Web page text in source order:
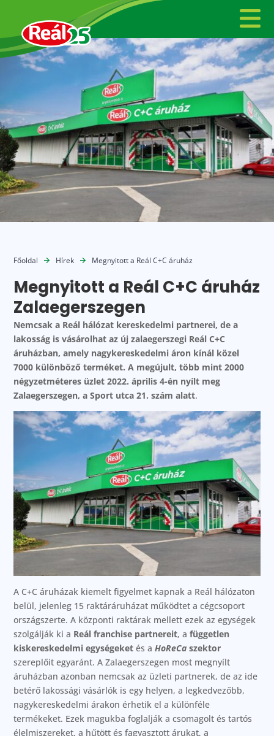
Főoldal Hírek Megnyitott a Reál C+C áruház
Megnyitott a Reál C+C áruház
Zalaegerszegen
Nemcsak a Reál hálózat kereskedelmi partnerei, de a
lakosság is vásárolhat az új zalaegerszegi Reál C+C
áruházban, amely nagykereskedelmi áron kínál közel
7000 különböző terméket. A megújult, több mint 2000
négyzetméteres üzlet 2022. április 4-én nyílt meg
Zalaegerszegen, a Sport utca 21. szám alatt.
A C+C áruházak kiemelt figyelmet kapnak a Reál hálózaton
belül, jelenleg 15 raktáráruházat működtet a cégcsoport
országszerte. A központi raktárak mellett ezek az egységek
szolgálják ki a Reál franchise partnereit, afüggetlen
kiskereskedelmi egységeket és aHoReCa szektor
szereplőit egyaránt. A Zalaegerszegen most megnyílt
áruházban azonban nemcsak az üzleti partnerek, de az ide
betérő lakossági vásárlók is egy helyen, a legkedvezőbb,
nagykereskedelmi árakon érhetik el a különféle
termékeket. Ezek magukba foglalják a csomagolt és tartós
élelmiszereket, a hűtött és fagyasztott árukat, a